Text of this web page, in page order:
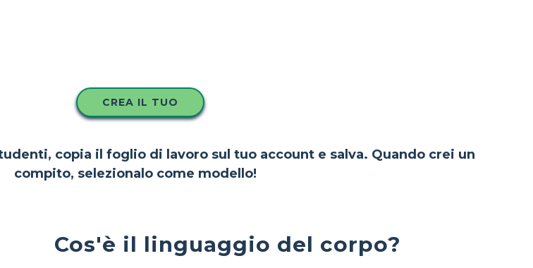
CREA IL TUO
copia il foglio di lavoro sul tuo account e salva. Quando crei un
compito, selezionalo come modello!
Cos'è il linguaggio del corpo?